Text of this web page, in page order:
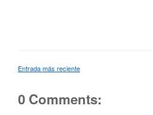
Entrada más reciente
0 Comments: